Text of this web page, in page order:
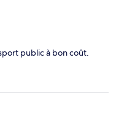
public à bon coût.